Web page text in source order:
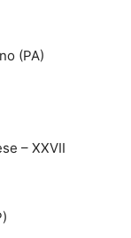
(PA)
– XXVII